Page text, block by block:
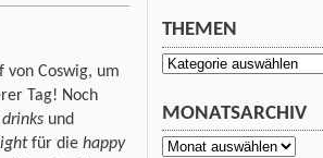
von Coswig, um
Tag! Noch
drinks und
für die happy
THEMEN
Themen
MONATSARCHIV
Monatsarchiv